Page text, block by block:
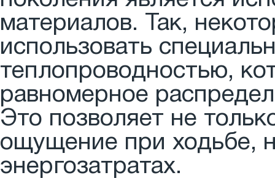
материалов. Так,
использовать
теплопроводностью,
равномерное
Это позволяет не
ощущение при ходьбе,
энергозатратах.